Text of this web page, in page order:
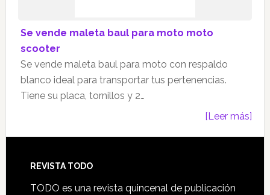
Se vende maleta baul para moto moto
scooter
Se vende maleta baul para moto con respaldo
blanco ideal para transportar tus pertenencias.
Tiene su placa, tornillos y 2…
[Leer más]
Footer
REVISTA TODO
TODO es una revista quincenal de publicación